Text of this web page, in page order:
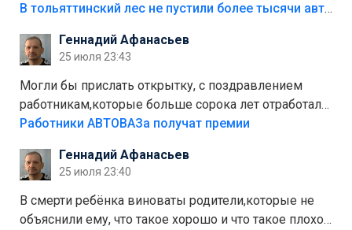
костры,тех надо безбожно штрафовать.Камер полно
Штрафы мизерные.
В тольяттинский лес не пустили более тысячи автомобилей
Геннадий Афанасьев
25 июля 23:43
Могли бы прислать открытку, с поздравлением
работникам,которые больше сорока лет отработали
на предприятии.
Работники АВТОВАЗа получат премии
Геннадий Афанасьев
25 июля 23:40
В смерти ребёнка виноваты родители,которые не
объяснили ему, что такое хорошо и что такое плохо!